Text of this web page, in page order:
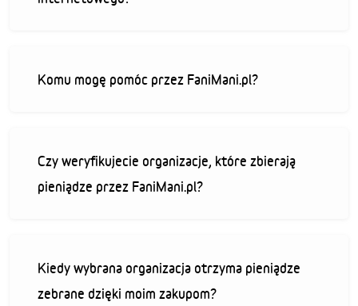
Komu mogę pomóc przez FaniMani.pl?
Czy weryfikujecie organizacje, które zbierają
pieniądze przez FaniMani.pl?
Kiedy wybrana organizacja otrzyma pieniądze
zebrane dzięki moim zakupom?